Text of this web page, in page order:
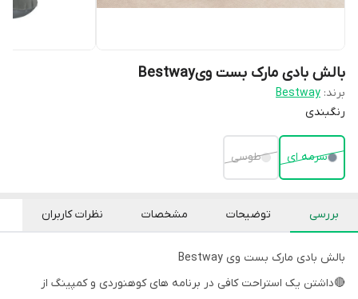
بالش بادی مارک بست ویBestway
برند: Bestway
رنگبندی
سرمه ای طوسی
بررسی توضیحات مشخصات نظرات کاربران
بالش بادی مارک بست وی Bestway
🔴داشتن یک استراحت کافی در برنامه های کوهنوردی و کمپینگ از